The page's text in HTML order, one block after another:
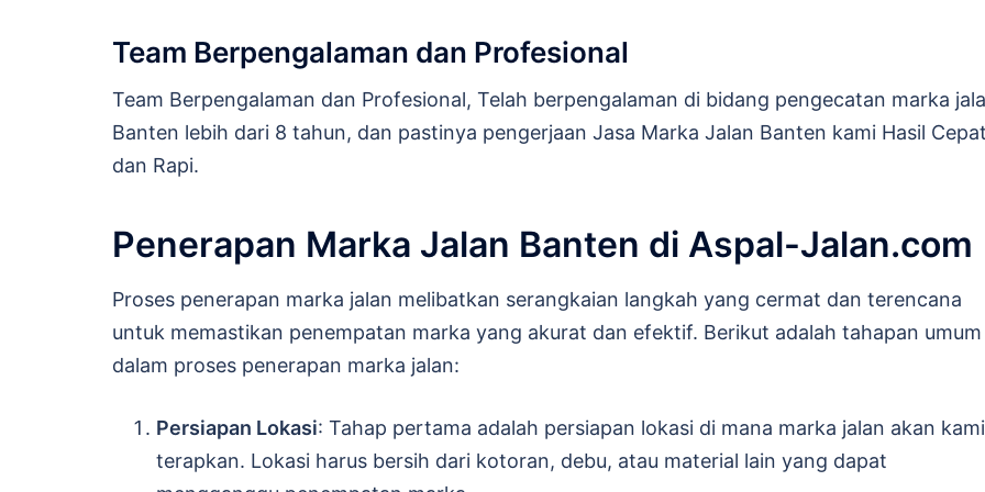
Team Berpengalaman dan Profesional
Team Berpengalaman dan Profesional, Telah berpengalaman di bidang pengecatan marka
Banten lebih dari 8 tahun, dan pastinya pengerjaan Jasa Marka Jalan Banten kami Hasil
dan Rapi.
Penerapan Marka Jalan Banten di Aspal-Jalan.com
Proses penerapan marka jalan melibatkan serangkaian langkah yang cermat dan terencana
untuk memastikan penempatan marka yang akurat dan efektif. Berikut adalah tahapan umum
dalam proses penerapan marka jalan:
Persiapan Lokasi: Tahap pertama adalah persiapan lokasi di mana marka jalan akan kami
terapkan. Lokasi harus bersih dari kotoran, debu, atau material lain yang dapat